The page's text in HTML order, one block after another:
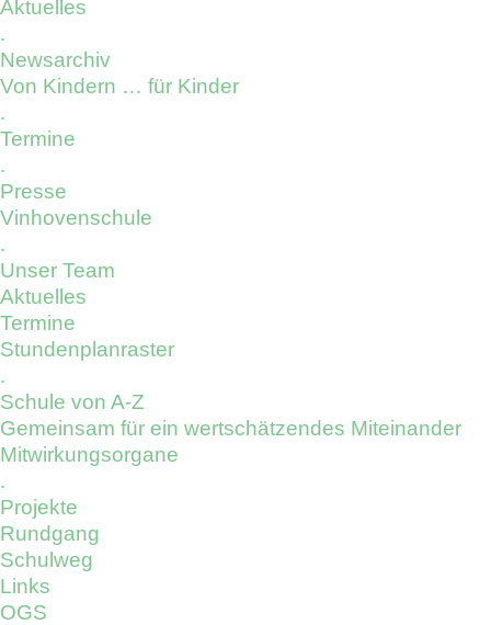
Aktuelles
.
Newsarchiv
Von Kindern … für Kinder
.
Termine
.
Presse
Vinhovenschule
.
Unser Team
Aktuelles
Termine
Stundenplanraster
.
Schule von A-Z
Gemeinsam für ein wertschätzendes Miteinander
Mitwirkungsorgane
.
Projekte
Rundgang
Schulweg
Links
OGS